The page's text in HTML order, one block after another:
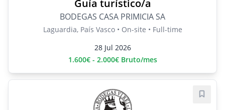
Guía turístico/a
BODEGAS CASA PRIMICIA SA
Laguardia, País Vasco • On-site • Full-time
28 Jul 2026
1.600€ - 2.000€ Bruto/mes
Save